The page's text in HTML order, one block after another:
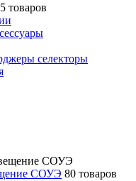
товаров
селекторы
СОУЭ 80 товаров